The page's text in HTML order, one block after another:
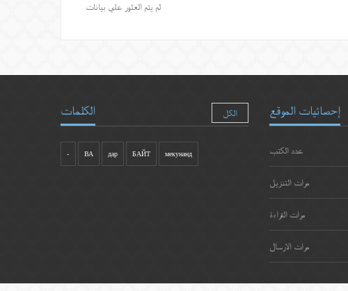
لم يتم العثور علي بيانات
الكلمات الكل
- ВА дар БАЙТ мекунанд
إحصائيات الموقع
عدد الكتب
مرات التنزيل
مرات القراءة
مرات الارسال